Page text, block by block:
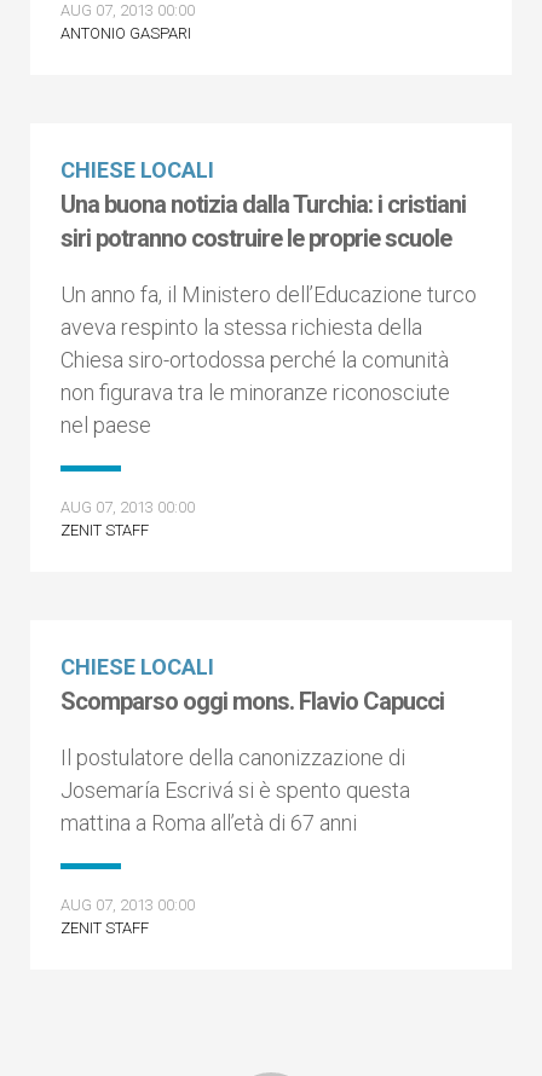
AUG 07, 2013 00:00
ANTONIO GASPARI
CHIESE LOCALI
Una buona notizia dalla Turchia: i cristiani
siri potranno costruire le proprie scuole
Un anno fa, il Ministero dell’Educazione turco
aveva respinto la stessa richiesta della
Chiesa siro-ortodossa perché la comunità
non figurava tra le minoranze riconosciute
nel paese
AUG 07, 2013 00:00
ZENIT STAFF
CHIESE LOCALI
Scomparso oggi mons. Flavio Capucci
Il postulatore della canonizzazione di
Josemaría Escrivá si è spento questa
mattina a Roma all’età di 67 anni
AUG 07, 2013 00:00
ZENIT STAFF